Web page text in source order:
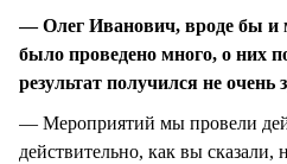
— Олег Иванович, вроде бы и
было проведено много, о них
результат получился не
— Мероприятий мы провели
действительно, как вы